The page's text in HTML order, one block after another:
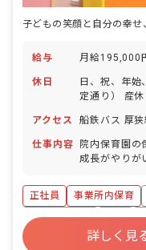
給与 月給195,000
休日
日、祝、年始
定通り） 産休
アクセス
船鉄バス 厚狭
仕事内容
院内保育園の
成長がやりが
食事・睡眠・
・集団生活を
の計画・実行
正社員 事業所内保育
社会保険完備
有給
昇給昇進あ
詳しく見